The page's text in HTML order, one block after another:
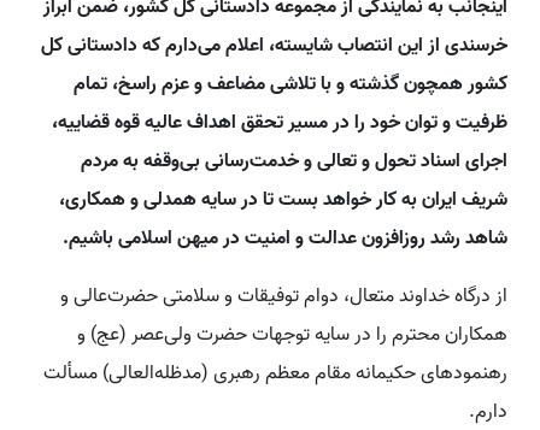
اینجانب به نمایندگی از مجموعه دادستانی کل کشور، ضمن ابراز
خرسندی از این انتصاب شایسته، اعلام می‌دارم که دادستانی کل
کشور همچون گذشته و با تلاشی مضاعف و عزم راسخ، تمام
ظرفیت و توان خود را در مسیر تحقق اهداف عالیه قوه قضاییه،
اجرای اسناد تحول و تعالی و خدمت‌رسانی بی‌وقفه به مردم
شریف ایران به کار خواهد بست تا در سایه همدلی و همکاری،
شاهد رشد روزافزون عدالت و امنیت در میهن اسلامی باشیم.
از درگاه خداوند متعال، دوام توفیقات و سلامتی حضرت‌عالی و
همکاران محترم را در سایه توجهات حضرت ولی‌عصر (عج) و
رهنمودهای حکیمانه مقام معظم رهبری (مدظله‌العالی) مسألت
دارم.